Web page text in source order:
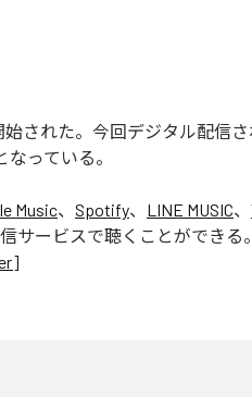
始された。今回デジタル配信
なっている。
Music、 Spotify、 LINE MUSIC、
サービスで聴くことができる